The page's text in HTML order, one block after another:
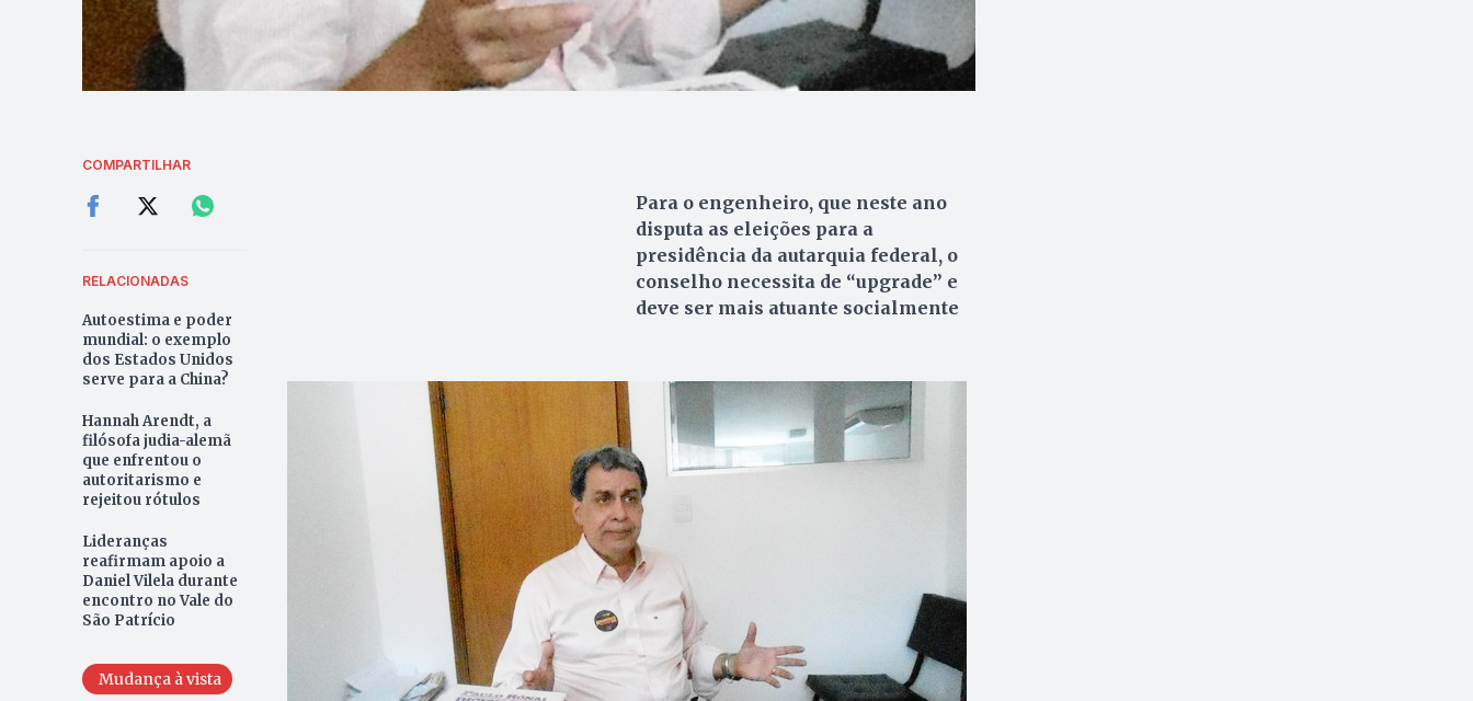
COMPARTILHAR
RELACIONADAS
Autoestima e poder
mundial: o exemplo
dos Estados Unidos
serve para a China?
Hannah Arendt, a
filósofa judia-alemã
que enfrentou o
autoritarismo e
rejeitou rótulos
Lideranças
reafirmam apoio a
Daniel Vilela durante
encontro no Vale do
São Patrício
Mudança à vista
Para o engenheiro, que neste ano
disputa as eleições para a
presidência da autarquia federal, o
conselho necessita de “upgrade” e
deve ser mais atuante socialmente